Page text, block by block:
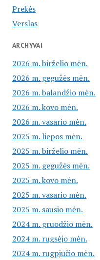
Prekės
Verslas
ARCHYVAI
2026 m. birželio mėn.
2026 m. gegužės mėn.
2026 m. balandžio mėn.
2026 m. kovo mėn.
2026 m. vasario mėn.
2025 m. liepos mėn.
2025 m. birželio mėn.
2025 m. gegužės mėn.
2025 m. kovo mėn.
2025 m. vasario mėn.
2025 m. sausio mėn.
2024 m. gruodžio mėn.
2024 m. rugsėjo mėn.
2024 m. rugpjūčio mėn.